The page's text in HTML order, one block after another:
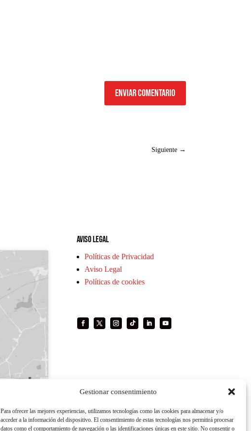
Gestionar consentimiento
Para ofrecer las mejores experiencias, utilizamos tecnologías como las cookies para almacenar y/o
acceder a la información del dispositivo. El consentimiento de estas tecnologías nos permitirá procesar
datos como el comportamiento de navegación o las identificaciones únicas en este sitio. No consentir o
Enviar comentario
Siguiente→
Aviso legal
Políticas de Privacidad
Aviso Legal
Políticas de cookies